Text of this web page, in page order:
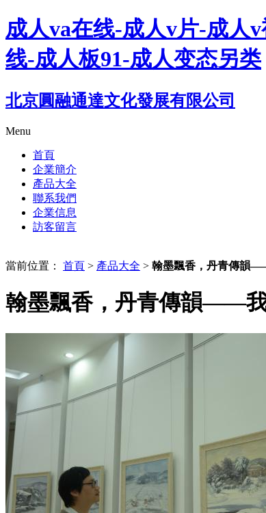
成人va在线-成人v片-成人
线-成人板91-成人变态另类
北京圓融通達文化發展有限公司
Menu
首頁
企業簡介
產品大全
聯系我們
企業信息
訪客留言
當前位置： 首頁 > 產品大全 > 翰墨飄香，丹青傳韻
翰墨飄香，丹青傳韻——我